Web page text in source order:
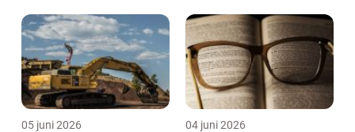
05 juni 2026 04 juni 2026